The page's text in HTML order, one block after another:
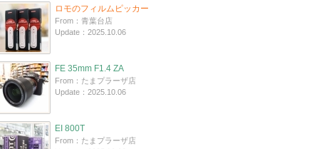
ロモのフィルムピッカー
From：青葉台店
Update：2025.10.06
FE 35mm F1.4 ZA
From：たまプラーザ店
Update：2025.10.06
EI 800T
From：たまプラーザ店